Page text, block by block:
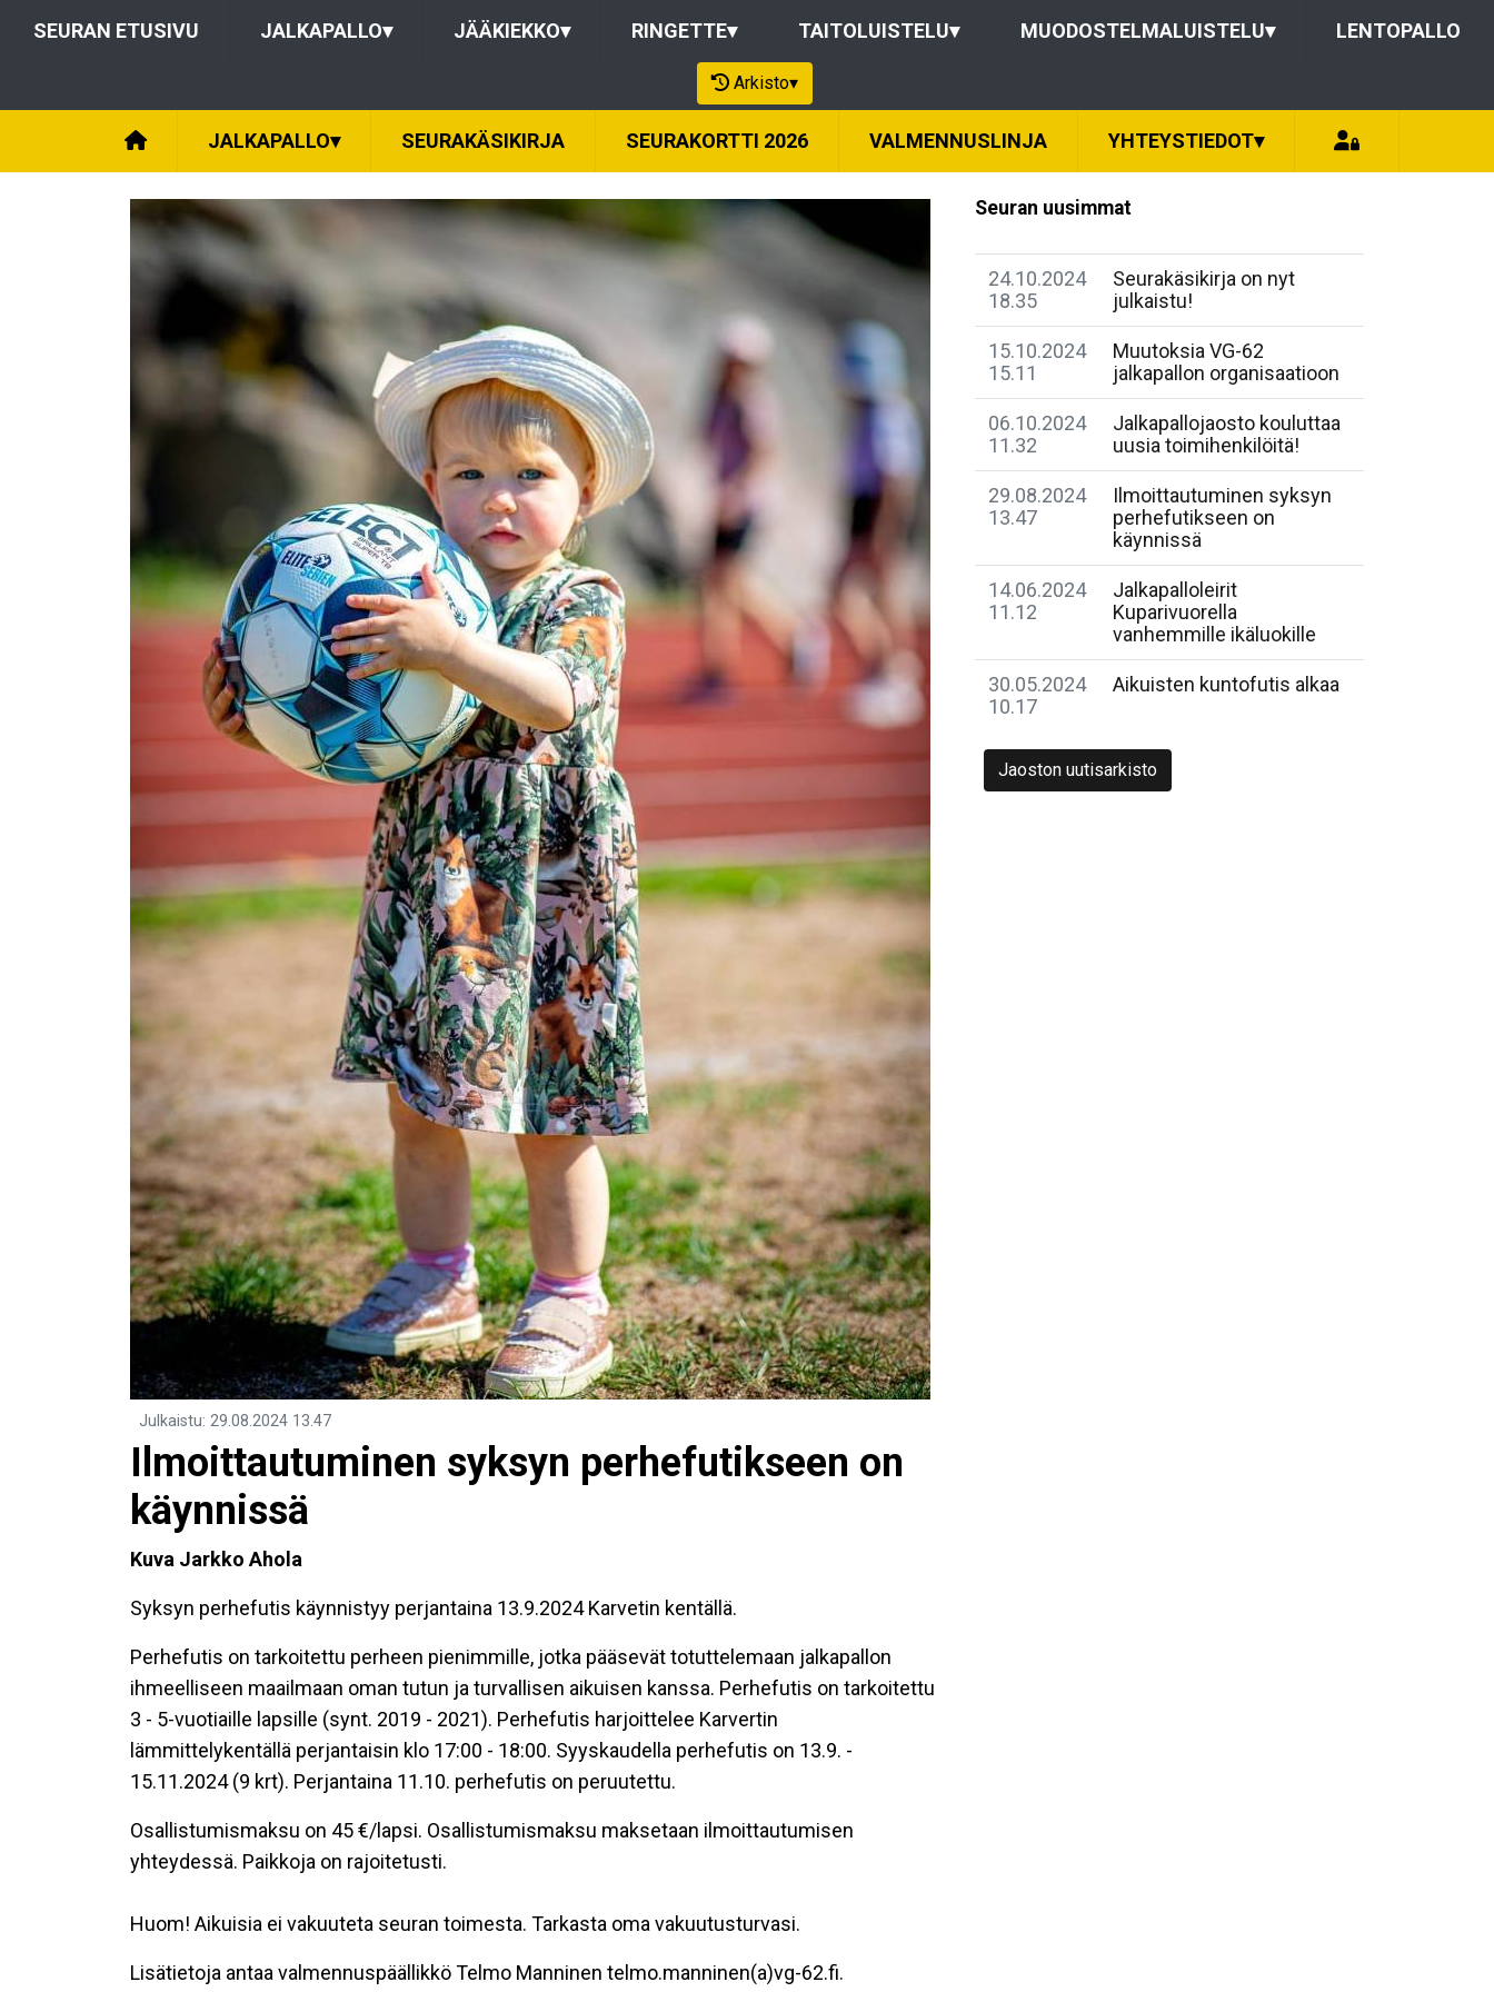
SEURAN ETUSIVU JALKAPALLO▾ JÄÄKIEKKO▾ RINGETTE▾ TAITOLUISTELU▾ MUODOSTELMALUISTELU▾ LENTOPALLO
Arkisto▾
JALKAPALLO▾ SEURAKÄSIKIRJA SEURAKORTTI 2026 VALMENNUSLINJA YHTEYSTIEDOT▾
Julkaistu: 29.08.2024 13.47
Ilmoittautuminen syksyn perhefutikseen on
käynnissä
Kuva Jarkko Ahola
Syksyn perhefutis käynnistyy perjantaina 13.9.2024 Karvetin kentällä.
Perhefutis on tarkoitettu perheen pienimmille, jotka pääsevät totuttelemaan jalkapallon
ihmeelliseen maailmaan oman tutun ja turvallisen aikuisen kanssa. Perhefutis on tarkoitettu
3 - 5-vuotiaille lapsille (synt. 2019 - 2021). Perhefutis harjoittelee Karvertin
lämmittelykentällä perjantaisin klo 17:00 - 18:00. Syyskaudella perhefutis on 13.9. -
15.11.2024 (9 krt). Perjantaina 11.10. perhefutis on peruutettu.
Osallistumismaksu on 45 €/lapsi. Osallistumismaksu maksetaan ilmoittautumisen
yhteydessä. Paikkoja on rajoitetusti.
Huom! Aikuisia ei vakuuteta seuran toimesta. Tarkasta oma vakuutusturvasi.
Lisätietoja antaa valmennuspäällikkö Telmo Manninen telmo.manninen(a)vg-62.fi.
Seuran uusimmat
24.10.2024
18.35
Seurakäsikirja on nyt
julkaistu!
15.10.2024
15.11
Muutoksia VG-62
jalkapallon organisaatioon
06.10.2024
11.32
Jalkapallojaosto kouluttaa
uusia toimihenkilöitä!
29.08.2024
13.47
Ilmoittautuminen syksyn
perhefutikseen on
käynnissä
14.06.2024
11.12
Jalkapalloleirit
Kuparivuorella
vanhemmille ikäluokille
30.05.2024
10.17
Aikuisten kuntofutis alkaa
Jaoston uutisarkisto